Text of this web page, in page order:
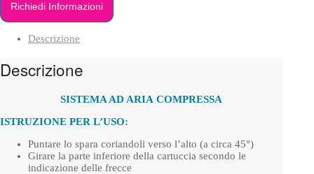
Richiedi Informazioni
Descrizione
Descrizione
SISTEMA AD ARIACOMPRESSA
ISTRUZIONE PER L’USO:
Puntare lo spara coriandoli verso l’alto (a circa 45°)
Girare la parte inferiore della cartuccia secondo le
indicazione delle frecce